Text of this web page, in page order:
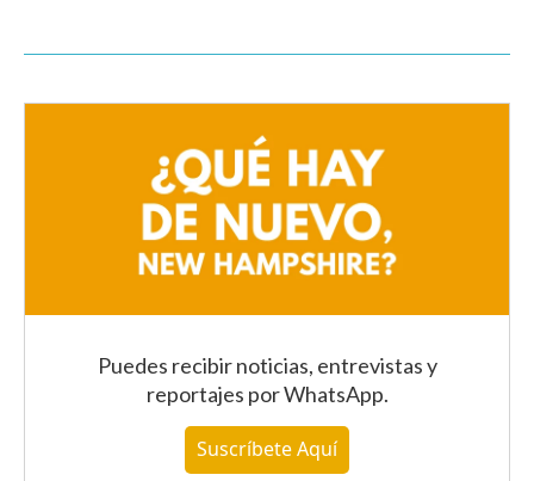
Puedes recibir noticias, entrevistas y
reportajes por WhatsApp.
Suscríbete Aquí